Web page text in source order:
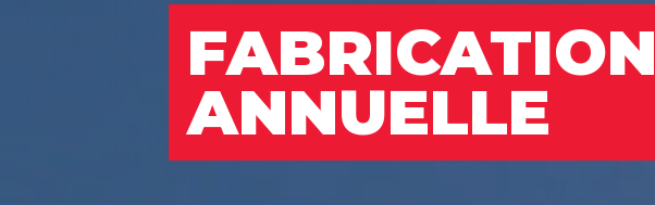
FABRICATION
ANNUELLE